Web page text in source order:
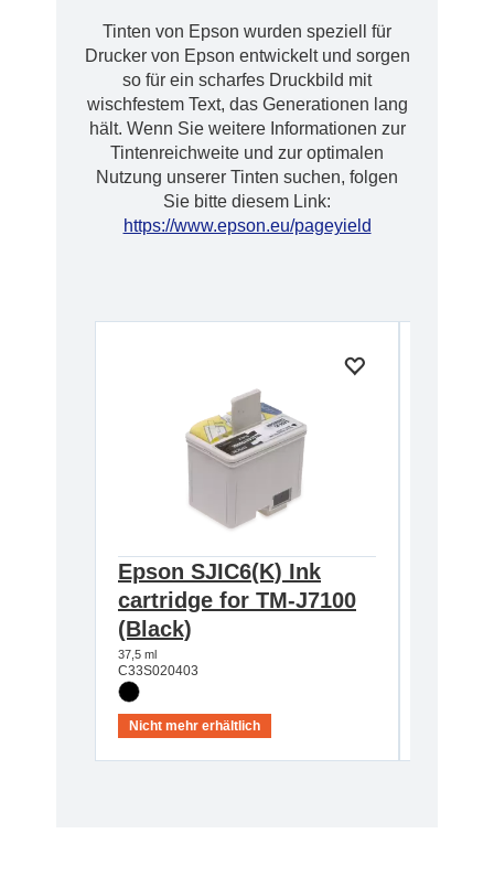
Tinten von Epson wurden speziell für
Drucker von Epson entwickelt und sorgen
so für ein scharfes Druckbild mit
wischfestem Text, das Generationen lang
hält. Wenn Sie weitere Informationen zur
Tintenreichweite und zur optimalen
Nutzung unserer Tinten suchen, folgen
Sie bitte diesem Link:
https://www.epson.eu/pageyield
Epson SJIC6(K) Ink
cartridge for TM-J7100
(Black)
37,5 ml
C33S020403
Nicht mehr erhältlich